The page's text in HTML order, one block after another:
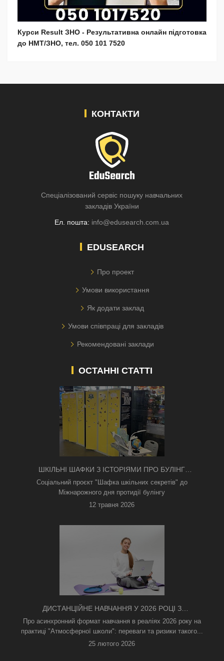
Курси Result ЗНО - Результативна онлайн підготовка
до НМТ/ЗНО, тел. 050 101 7520
КОНТАКТИ
Спеціалізований сервіс пошуку навчальних
закладів України
Ел. пошта: info@edusearch.com.ua
EDUSEARCH
Про проект
Умови використання
Як додати заклад
Умови співпраці для закладів
Рекомендовані заклади
ОСТАННІ СТАТТІ
ШКІЛЬНІ ШАФКИ З ІСТОРІЯМИ ПРО БУЛІНГ
З'ЯВИЛИСЯ В КИЄВІ
Соціальний проєкт "Шафка шкільних секретів" до
Міжнарожного дня протидії булінгу
12 травня 2026
ДИСТАНЦІЙНЕ НАВЧАННЯ У 2026 РОЦІ З
ТРИВОГАМИ ТА БЕЗ СВІТЛА: ЯК АСИНХРОННИЙ
ФОРМАТ РЯТУЄ ОСВІТНІЙ ПРОЦЕС
Про асинхронний формат навчання в реаліях 2026 року на
практиці "Атмосферної школи": переваги та ризики такого...
25 лютого 2026